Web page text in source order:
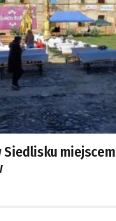
Siedlisku miejscem